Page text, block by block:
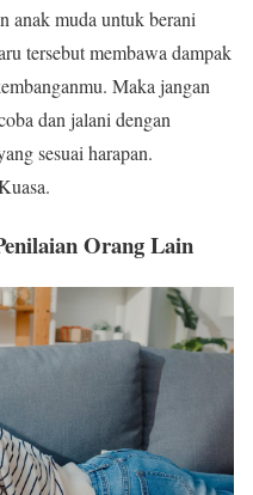
anak muda untuk berani
tersebut membawa dampak
Maka jangan
dan jalani dengan
sesuai harapan.
Orang Lain